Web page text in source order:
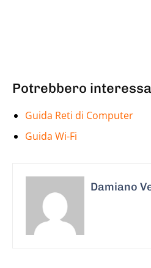
Potrebbero
Guida Reti di Computer
Guida Wi-Fi
Damiano